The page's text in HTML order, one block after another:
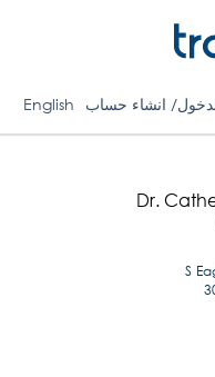
انشاء حساب English
Dr.
520